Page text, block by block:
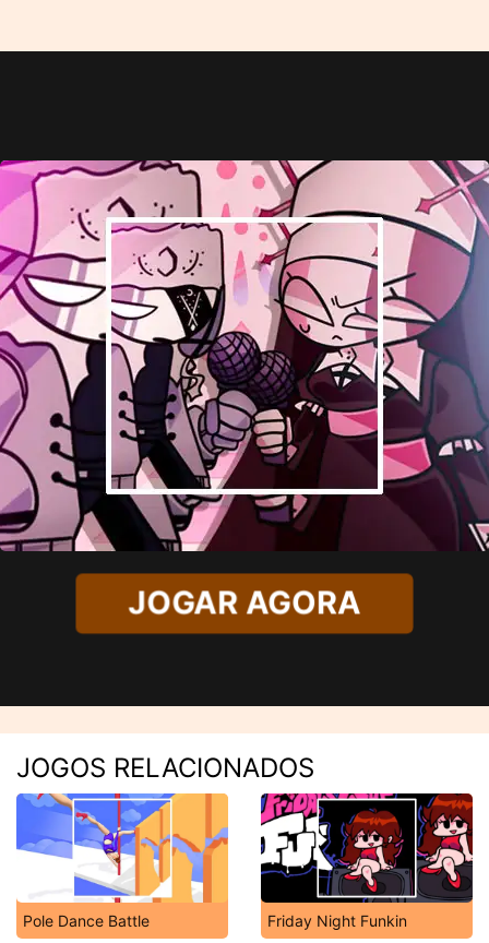
JOGAR AGORA
JOGOS RELACIONADOS
Pole Dance Battle Friday Night Funkin